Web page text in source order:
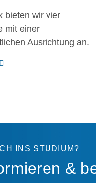
bieten wir vier
mit einer
Ausrichtung an.
INS STUDIUM?
&